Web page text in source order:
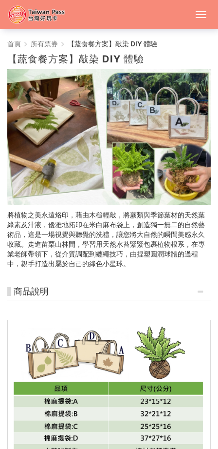
中
台
灣
好
玩
卡
首頁 所有票券 【蔬食餐方案】敲染 DIY 體驗
【蔬食餐方案】敲染 DIY 體驗
將植物之美永遠烙印，藉由木槌輕敲，將蕨類與季節葉材的天然葉
綠素及汁液，優雅地拓印在米白麻布袋上，創造獨一無二的自然藝
術品，這是一場視覺與聽覺的洗禮，讓您將大自然的瞬間美感永久
收藏。走進苗栗山林間，學習用天然水苔緊緊包裹植物根系，在專
業老師帶領下，從介質調配到纏繩技巧，由捏塑圓潤球體的過程
中，親手打造出屬於自己的綠色小星球。
商品說明